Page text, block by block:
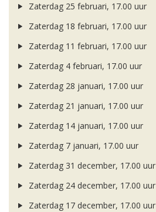
Zaterdag 25 februari, 17.00 uur
Zaterdag 18 februari, 17.00 uur
Zaterdag 11 februari, 17.00 uur
Zaterdag 4 februari, 17.00 uur
Zaterdag 28 januari, 17.00 uur
Zaterdag 21 januari, 17.00 uur
Zaterdag 14 januari, 17.00 uur
Zaterdag 7 januari, 17.00 uur
Zaterdag 31 december, 17.00 uur
Zaterdag 24 december, 17.00 uur
Zaterdag 17 december, 17.00 uur